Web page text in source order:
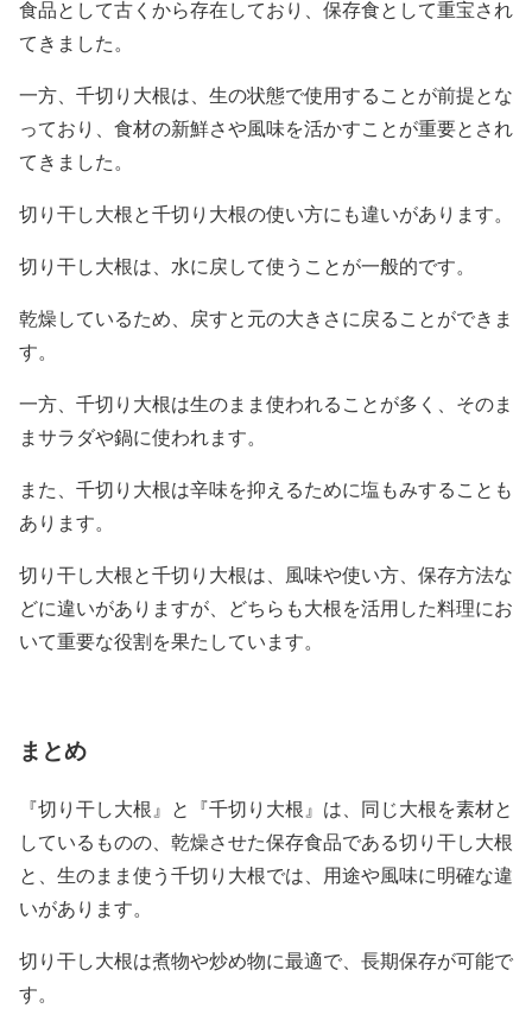
食品として古くから存在しており、保存食として重宝され
てきました。
一方、千切り大根は、生の状態で使用することが前提とな
っており、食材の新鮮さや風味を活かすことが重要とされ
てきました。
切り干し大根と千切り大根の使い方にも違いがあります。
切り干し大根は、水に戻して使うことが一般的です。
乾燥しているため、戻すと元の大きさに戻ることができま
す。
一方、千切り大根は生のまま使われることが多く、そのま
まサラダや鍋に使われます。
また、千切り大根は辛味を抑えるために塩もみすることも
あります。
切り干し大根と千切り大根は、風味や使い方、保存方法な
どに違いがありますが、どちらも大根を活用した料理にお
いて重要な役割を果たしています。
まとめ
『切り干し大根』と『千切り大根』は、同じ大根を素材と
しているものの、乾燥させた保存食品である切り干し大根
と、生のまま使う千切り大根では、用途や風味に明確な違
いがあります。
切り干し大根は煮物や炒め物に最適で、長期保存が可能で
す。